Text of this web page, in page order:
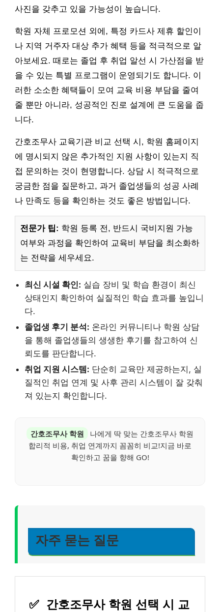
사진을 갖추고 있을 가능성이 높습니다.
학원 자체 프로모션 외에, 특정 카드사 제휴 할인이
나 지역 거주자 대상 추가 혜택 등을 적극적으로 알
아보세요. 때로는 졸업 후 취업 알선 시 가산점을 받
을 수 있는 특별 프로그램이 운영되기도 합니다. 이
러한 소소한 혜택들이 모여 교육 비용 부담을 줄여
줄 뿐만 아니라, 성공적인 진로 설계에 큰 도움을 줍
니다.
간호조무사 교육기관 비교 선택 시, 학원 홈페이지
에 명시되지 않은 추가적인 지원 사항이 있는지 직
접 문의하는 것이 현명합니다. 상담 시 적극적으로
궁금한 점을 질문하고, 과거 졸업생들의 성공 사례
나 만족도 등을 확인하는 것도 좋은 방법입니다.
전문가 팁: 학원 등록 전, 반드시 국비지원 가능
여부와 과정을 확인하여 교육비 부담을 최소화하
는 전략을 세우세요.
최신 시설 확인: 실습 장비 및 학습 환경이 최신
상태인지 확인하여 실질적인 학습 효과를 높입니
다.
졸업생 후기 분석: 온라인 커뮤니티나 학원 상담
을 통해 졸업생들의 생생한 후기를 참고하여 신
뢰도를 판단합니다.
취업 지원 시스템: 단순히 교육만 제공하는지, 실
질적인 취업 연계 및 사후 관리 시스템이 잘 갖춰
져 있는지 확인합니다.
간호조무사 학원
나에게 딱 맞는 간호조무사 학원
합리적 비용, 취업 연계까지 꼼꼼히 비교!지금 바로
확인하고 꿈을 향해 GO!
자주 묻는 질문
✅
간호조무사 학원 선택 시 교